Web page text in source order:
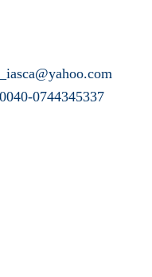
0744345337